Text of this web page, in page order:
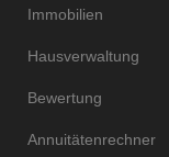
Immobilien
Hausverwaltung
Bewertung
Annuitätenrechner